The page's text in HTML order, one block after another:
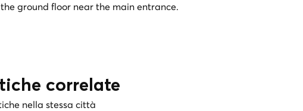
ground floor near the main entrance.
correlate
nella stessa città